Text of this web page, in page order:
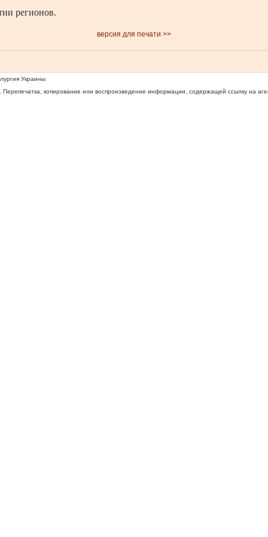
регионов.
версия для печати >>
Украины
копирование или воспроизведение информации, содержащей ссылку на